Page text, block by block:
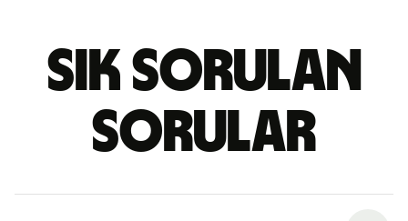
Sık sorulan
sorular